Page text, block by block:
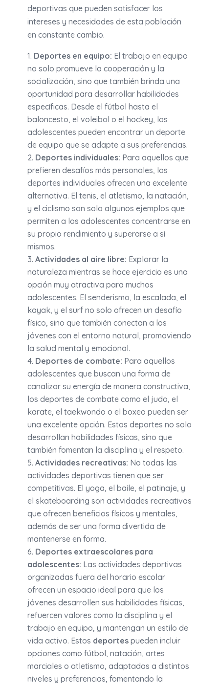
deportivas que pueden satisfacer los
intereses y necesidades de esta población
en constante cambio.
Deportes en equipo: El trabajo en equipo
no solo promueve la cooperación y la
socialización, sino que también brinda una
oportunidad para desarrollar habilidades
específicas. Desde el fútbol hasta el
baloncesto, el voleibol o el hockey, los
adolescentes pueden encontrar un deporte
de equipo que se adapte a sus preferencias.
Deportes individuales: Para aquellos que
prefieren desafíos más personales, los
deportes individuales ofrecen una excelente
alternativa. El tenis, el atletismo, la natación,
y el ciclismo son solo algunos ejemplos que
permiten a los adolescentes concentrarse en
su propio rendimiento y superarse a sí
mismos.
Actividades al aire libre: Explorar la
naturaleza mientras se hace ejercicio es una
opción muy atractiva para muchos
adolescentes. El senderismo, la escalada, el
kayak, y el surf no solo ofrecen un desafío
físico, sino que también conectan a los
jóvenes con el entorno natural, promoviendo
la salud mental y emocional.
Deportes de combate: Para aquellos
adolescentes que buscan una forma de
canalizar su energía de manera constructiva,
los deportes de combate como el judo, el
karate, el taekwondo o el boxeo pueden ser
una excelente opción. Estos deportes no solo
desarrollan habilidades físicas, sino que
también fomentan la disciplina y el respeto.
Actividades recreativas: No todas las
actividades deportivas tienen que ser
competitivas. El yoga, el baile, el patinaje, y
el skateboarding son actividades recreativas
que ofrecen beneficios físicos y mentales,
además de ser una forma divertida de
mantenerse en forma.
Deportes extraescolares para
adolescentes: Las actividades deportivas
organizadas fuera del horario escolar
ofrecen un espacio ideal para que los
jóvenes desarrollen sus habilidades físicas,
refuercen valores como la disciplina y el
trabajo en equipo, y mantengan un estilo de
vida activo. Estos deportespueden incluir
opciones como fútbol, natación, artes
marciales o atletismo, adaptadas a distintos
niveles y preferencias, fomentando la